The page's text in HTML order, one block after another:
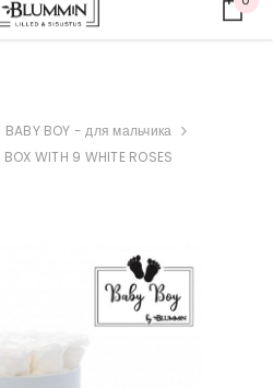
-20%
BABY BOY - для мальчика
WITH 9 WHITE ROSES